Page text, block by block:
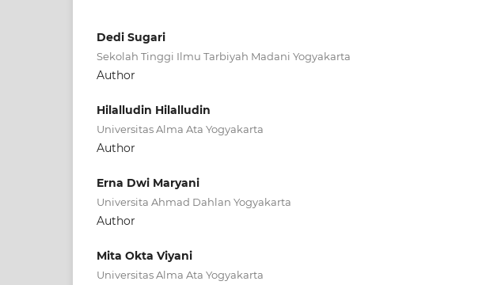
Dedi Sugari
Sekolah Tinggi Ilmu Tarbiyah Madani Yogyakarta
Author
Hilalludin Hilalludin
Universitas Alma Ata Yogyakarta
Author
Erna Dwi Maryani
Universita Ahmad Dahlan Yogyakarta
Author
Mita Okta Viyani
Universitas Alma Ata Yogyakarta